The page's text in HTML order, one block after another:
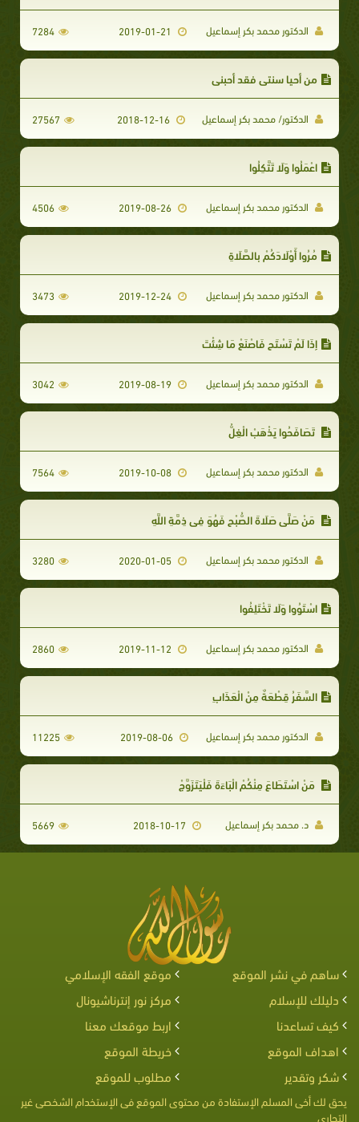
الدكتور محمد بكر إسماعيل 7284
من أحيا سنتي فقد أحبني
الدكتور/ محمد بكر إسماعيل 27567
اعْمَلُوا وَلَا تَتَّكِلُوا
الدكتور محمد بكر إسماعيل 4506
مُرُوا أَوْلَادَكُمْ بِالصَّلَاةِ
الدكتور محمد بكر إسماعيل 3473
إِذَا لَمْ تَسْتَحِ فَاصْنَعْ مَا شِئْتَ
الدكتور محمد بكر إسماعيل 3042
تَصَافَحُوا يَذْهَبْ الْغِلُّ
الدكتور محمد بكر إسماعيل 7564
مَنْ صَلَّى صَلَاةَ الصُّبْحِ فَهُوَ فِي ذِمَّةِ اللَّهِ
الدكتور محمد بكر إسماعيل 3280
اسْتَوُوا وَلَا تَخْتَلِفُوا
الدكتور محمد بكر إسماعيل 2860
السَّفَرُ قِطْعَةٌ مِنْ الْعَذَابِ
الدكتور محمد بكر إسماعيل 2019-08-06
11225
مَنْ اسْتَطَاعَ مِنْكُمْ الْبَاءَةَ فَلْيَتَزَوَّجْ
د. محمد بكر إسماعيل 5669
ساهم في نشر الموقع
موقع الفقه الإسلامي
دليلك للإسلام
مركز نور إنترناشيونال
كيف تساعدنا
اربط موقعك معنا
اهداف الموقع
خريطة الموقع
شكر وتقدير
مطلوب للموقع
يحق لك أخى المسلم الإستفادة من محتوى الموقع فى الإستخدام الشخصى غير
التجارى